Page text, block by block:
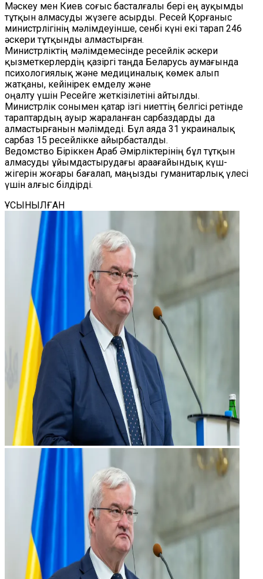
Мәскеу мен Киев соғыс басталғалы бері ең ауқымды
тұтқын алмасуды жүзеге асырды. Ресей Қорғаныс
министрлігінің мәлімдеуінше, сенбі күні екі тарап 246
әскери тұтқынды алмастырған.
Министрліктің мәлімдемесінде ресейлік әскери
қызметкерлердің қазіргі таңда Беларусь аумағында
психологиялық және медициналық көмек алып
жатқаны, кейінірек емделу және
оңалту үшін Ресейге жеткізілетіні айтылды.
Министрлік сонымен қатар ізгі ниеттің белгісі ретінде
тараптардың ауыр жараланған сарбаздарды да
алмастырғанын мәлімдеді. Бұл аяда 31 украиналық
сарбаз 15 ресейлікке айырбасталды.
Ведомство Біріккен Араб Әмірліктерінің бұл тұтқын
алмасуды ұйымдастырудағы араағайындық күш-
жігерін жоғары бағалап, маңызды гуманитарлық үлесі
үшін алғыс білдірді.
ҰСЫНЫЛҒАН